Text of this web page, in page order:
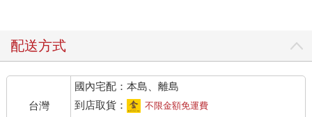
配送方式
台灣
國內宅配：本島、離島
到店取貨：
不限金額免運費